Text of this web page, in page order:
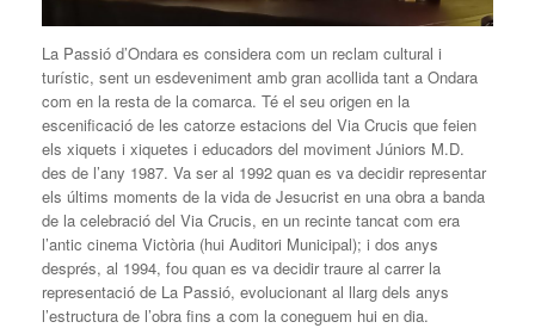
La Passió d’Ondara es considera com un reclam cultural i
turístic, sent un esdeveniment amb gran acollida tant a Ondara
com en la resta de la comarca. Té el seu origen en la
escenificació de les catorze estacions del Via Crucis que feien
els xiquets i xiquetes i educadors del moviment Júniors M.D.
des de l’any 1987. Va ser al 1992 quan es va decidir representar
els últims moments de la vida de Jesucrist en una obra a banda
de la celebració del Via Crucis, en un recinte tancat com era
l’antic cinema Victòria (hui Auditori Municipal); i dos anys
després, al 1994, fou quan es va decidir traure al carrer la
representació de La Passió, evolucionant al llarg dels anys
l’estructura de l’obra fins a com la coneguem hui en dia.